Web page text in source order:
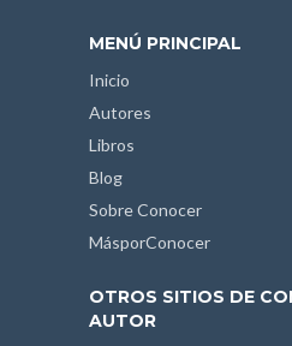
MENÚ PRINCIPAL
Inicio
Autores
Libros
Blog
Sobre Conocer
MásporConocer
OTROS SITIOS DE
AUTOR